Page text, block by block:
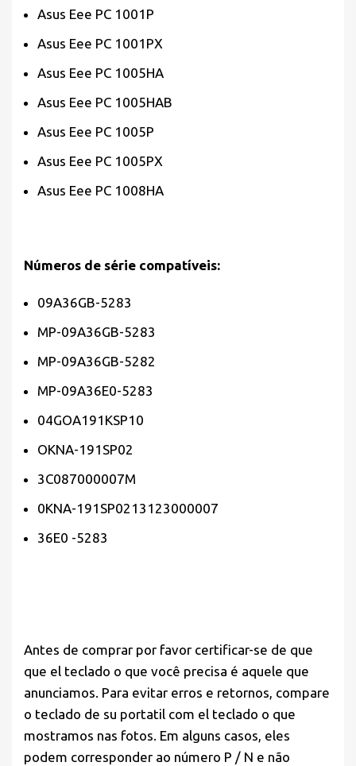
Asus Eee PC 1001P
Asus Eee PC 1001PX
Asus Eee PC 1005HA
Asus Eee PC 1005HAB
Asus Eee PC 1005P
Asus Eee PC 1005PX
Asus Eee PC 1008HA
Números de série compatíveis:
09A36GB-5283
MP-09A36GB-5283
MP-09A36GB-5282
MP-09A36E0-5283
04GOA191KSP10
OKNA-191SP02
3C087000007M
0KNA-191SP0213123000007
36E0 -5283
Antes de comprar por favor certificar-se de que
que el teclado o que você precisa é aquele que
anunciamos. Para evitar erros e retornos, compare
o teclado de su portatil com el teclado o que
mostramos nas fotos. Em alguns casos, eles
podem corresponder ao número P / N e não